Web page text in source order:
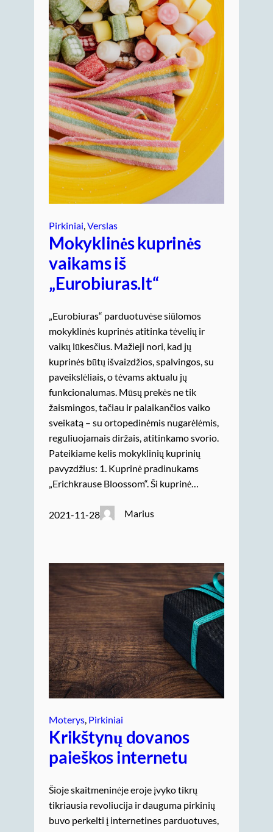
Pirkiniai Verslas
Mokyklinės kuprinės
vaikams iš
„Eurobiuras.lt“
„Eurobiuras“ parduotuvėse siūlomos
mokyklinės kuprinės atitinka tėvelių ir
vaikų lūkesčius. Mažieji nori, kad jų
kuprinės būtų išvaizdžios, spalvingos, su
paveikslėliais, o tėvams aktualu jų
funkcionalumas. Mūsų prekės ne tik
žaismingos, tačiau ir palaikančios vaiko
sveikatą – su ortopedinėmis nugarėlėmis,
reguliuojamais diržais, atitinkamo svorio.
Pateikiame kelis mokyklinių kuprinių
pavyzdžius: 1. Kuprinė pradinukams
„Erichkrause Bloossom“. Ši kuprinė…
2021-11-28 Marius
Moterys, Pirkiniai
Krikštynų dovanos
paieškos internetu
Šioje skaitmeninėje eroje įvyko tikrų
tikriausia revoliucija ir dauguma pirkinių
buvo perkelti į internetines parduotuves,